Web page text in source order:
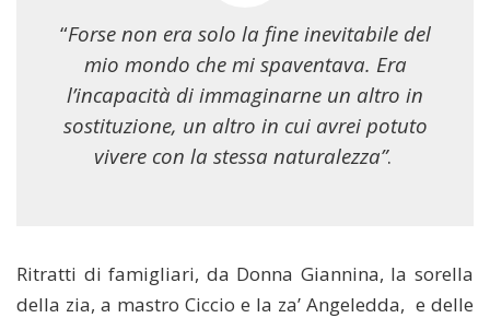
“Forse non era solo la fine inevitabile del
mio mondo che mi spaventava. Era
l’incapacità di immaginarne un altro in
sostituzione, un altro in cui avrei potuto
vivere con la stessa naturalezza”.
Ritratti di famigliari, da Donna Giannina, la sorella
della zia, a mastro Ciccio e la za’ Angeledda, e delle